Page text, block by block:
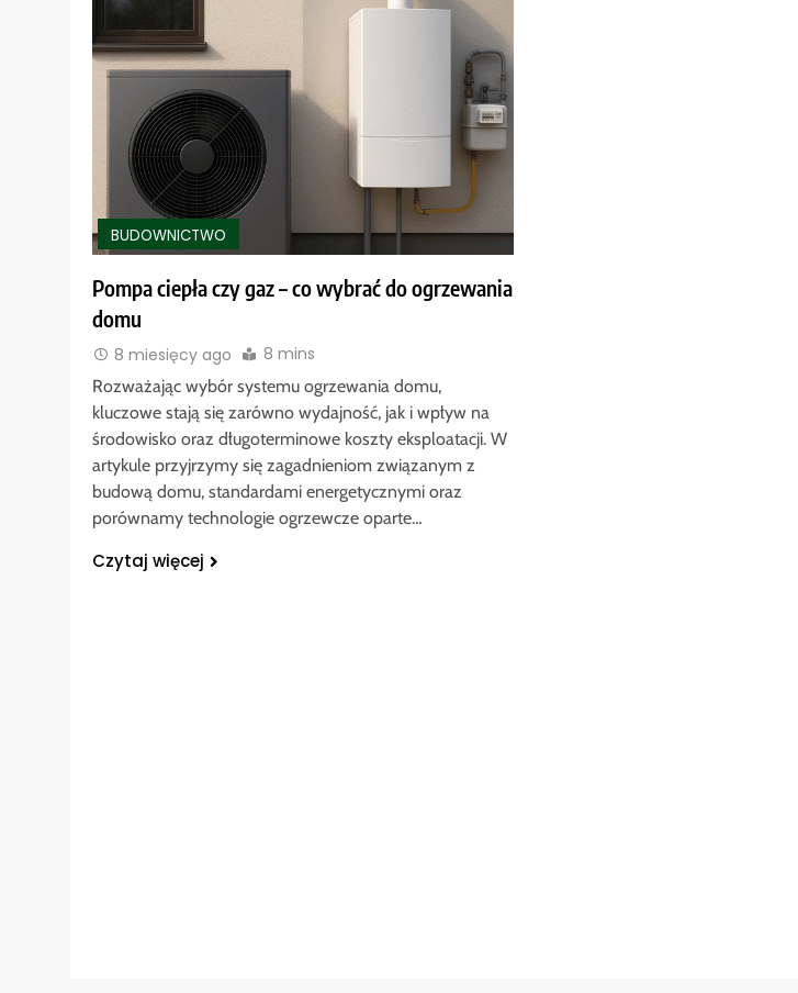
BUDOWNICTWO
Pompa ciepła czy gaz – co wybrać do ogrzewania
domu
8 miesięcy ago 8 mins
Rozważając wybór systemu ogrzewania domu,
kluczowe stają się zarówno wydajność, jak i wpływ na
środowisko oraz długoterminowe koszty eksploatacji. W
artykule przyjrzymy się zagadnieniom związanym z
budową domu, standardami energetycznymi oraz
porównamy technologie ogrzewcze oparte…
Czytaj więcej